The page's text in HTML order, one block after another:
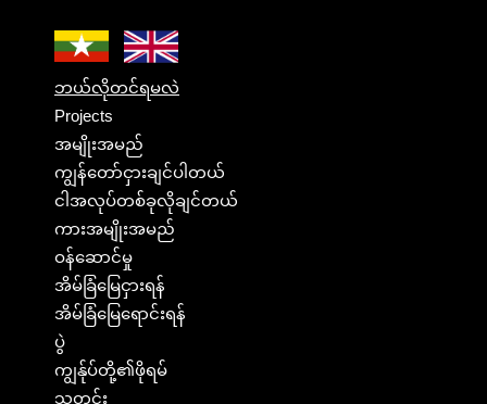
ဘယ်လိုတင်ရမလဲ
Projects
အမျိုးအမည်
ကျွန်တော်ငှားချင်ပါတယ်
ငါအလုပ်တစ်ခုလိုချင်တယ်
ကားအမျိုးအမည်
ဝန်ဆောင်မှု
အိမ်ခြံမြေငှားရန်
အိမ်ခြံမြေရောင်းရန်
ပွဲ
ကျွန်ုပ်တို့၏ဖိုရမ်
သတင်း